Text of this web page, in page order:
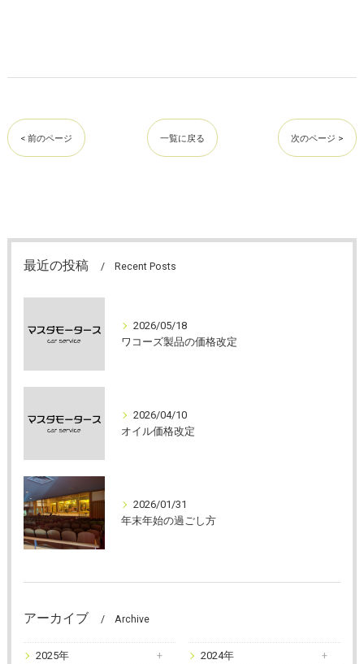
< 前のページ 一覧に戻る 次のページ >
最近の投稿 Recent Posts
2026/05/18
ワコーズ製品の価格改定
2026/04/10
オイル価格改定
2026/01/31
年末年始の過ごし方
アーカイブ Archive
2025年 2024年